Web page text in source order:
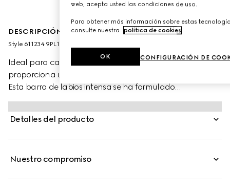
DESCRIPCIÓN DE PRODUCTO
Style ‎611234 9PL12 9120
Ideal para causar sensación, Gucci Rouge à Lèvres Mat
proporciona un acabado mate cremoso y duradero.
Esta barra de labios intensa se ha formulado
especialmente con aceites, excelentes pigmentos y ceras
gelificadoras para conseguir un efecto suave y
aterciopelado. Con una sola aplicación, sus pigmentos
un envase formato tubo en dorado grabado con un
Detalles del producto
Nuestro compromiso
web, acepta usted las condiciones de uso.
Para obtener más información sobre estas
consulte nuestra
política de cookies.
CONFIGURACIÓN DE
OK